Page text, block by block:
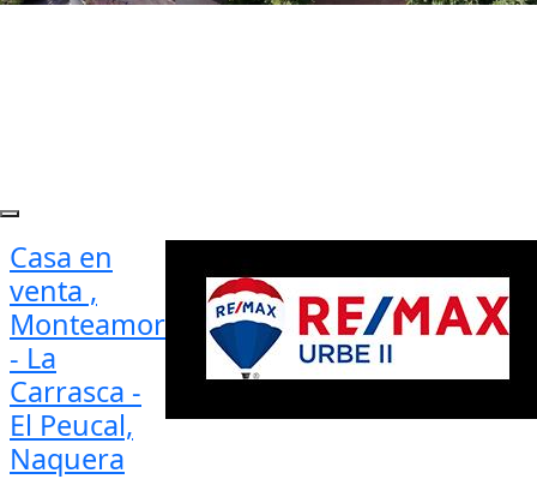
Casa en
venta ,
Monteamor
- La
Carrasca -
El Peucal,
Naquera